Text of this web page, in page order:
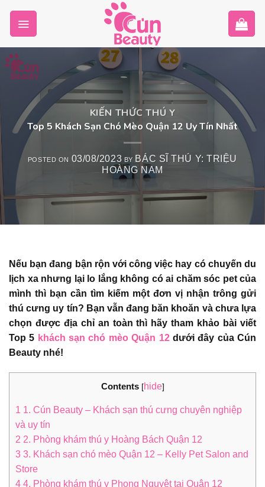
content
KIẾN THỨC THÚ Y
Top 5 Khách Sạn Chó Mèo Quận 12 Uy Tín Nhất
POSTED ON 03/08/2023 BY BÁC SĨ THÚ Y: TRIỆU
HOÀNG NAM
Nếu bạn đang bận rộn với công việc hay có chuyến du
lịch xa nhưng lại lo lắng không có ai chăm sóc pet của
mình thì bạn cần tìm kiếm một đơn vị nhận trông gửi
thú cưng uy tín? Bạn vẫn đang băn khoăn và chưa lựa
chọn được địa chỉ an toàn thì hãy tham khảo bài viết
Top 5 khách sạn chó mèo Quận 12 dưới đây của Cún
Beauty nhé!
Contents [hide]
1 1. Cún Beauty – Khách sạn thú cưng chuyên nghiệp
và uy tín
2 2. Phòng khám thú y Hoàng Bách Quận 12
3 3. Khách sạn chó mèo Quận 12 – Kelly Pet Salon and
Store
4 4. Phòng khám thú y Phong Nguyệt tại Quận 12